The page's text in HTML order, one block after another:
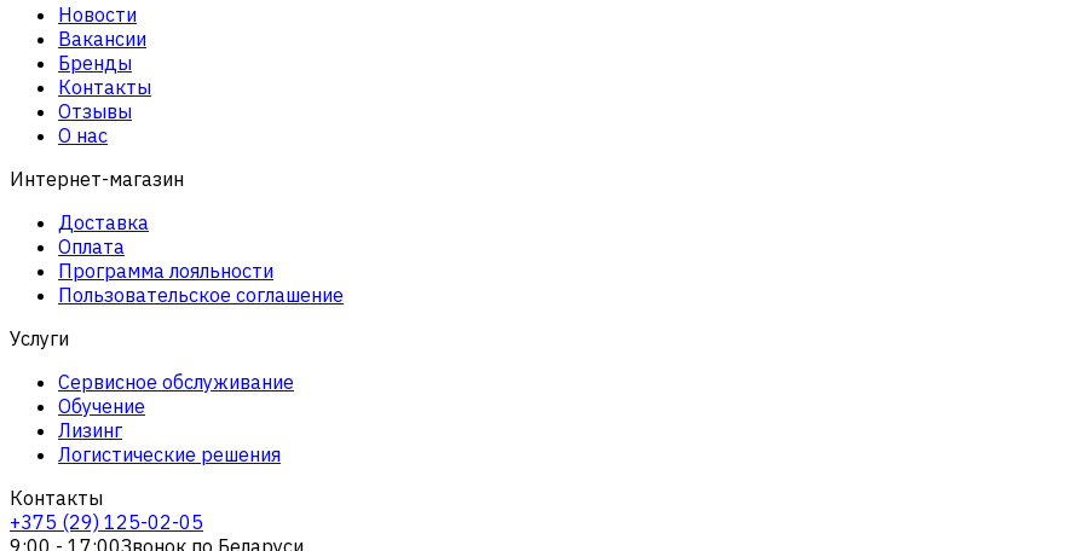
Новости
Вакансии
Бренды
Контакты
Отзывы
О нас
Интернет-магазин
Доставка
Оплата
Программа лояльности
Пользовательское соглашение
Услуги
Сервисное обслуживание
Обучение
Лизинг
Логистические решения
Контакты
+375 (29) 125-02-05
9:00 - 17:00Звонок по Беларуси